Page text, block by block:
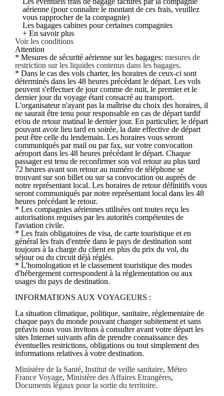
aérienne (pour connaître le montant de ces frais, veuillez
vous rapprocher de la compagnie)
Les bagages cabines pour certaines compagnies
+ En savoir plus
Voir les conditions
Attention
* Mesures de sécurité aérienne sur les bagages: mesures de
restriction sur les liquides contenus dans les bagages.
* Dans le cas des vols charter, les horaires de ceux-ci sont
déterminés dans les 48 heures précédant le départ. Les vols
peuvent s'effectuer de jour comme de nuit, le premier et le
dernier jour du voyage étant consacré au transport.
L'organisateur n'ayant pas la maîtrise du choix des horaires, il
ne saurait être tenu pour responsable en cas de départ tardif
et/ou de retour matinal le dernier jour. En particulier, le départ
pouvant avoir lieu tard en soirée, la date effective de départ
peut être celle du lendemain. Les horaires vous seront
communiqués par mail ou par fax, sur votre convocation
aéroport dans les 48 heures précédant le départ. Chaque
passager est tenu de reconfirmer son vol retour au plus tard
72 heures avant son retour au numéro de téléphone se
trouvant sur son billet ou sur sa convocation ou auprés de
notre représentant local. Les horaires de retour définitifs vous
seront communiqués par notre représentant local dans les 48
heures précédant le retour.
* Les compagnies aériennes utilisées ont toutes reçu les
autorisations requises par les autorités compétentes de
l'aviation civile.
* Les frais obligatoires de visa, de carte touristique et en
général les frais d'entrée dans le pays de destination sont
toujours à la charge du client en plus du prix du vol, du
séjour ou du circuit déjà réglés.
* L'homologation et le classement touristique des modes
d'hébergement correspondent à la réglementation ou aux
usages du pays de destination.
INFORMATIONS AUX VOYAGEURS :
La situation climatique, politique, sanitaire, réglementaire de
chaque pays du monde pouvant changer subitement et sans
préavis nous vous invitons à consulter avant votre départ les
sites Internet suivants afin de prendre connaissance des
éventuelles restrictions, obligations ou tout simplement des
informations relatives à votre destination.
Ministère de la Santé, Institut de veille sanitaire, Méteo
France Voyage, Ministère des Affaires Etrangères,
Documents légaux pour la sortie du territoire.